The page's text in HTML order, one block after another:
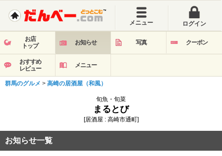
メニュー ログイン
お店
トップ
お知らせ 写真 クーポン
おすすめ
レビュー
メニュー
群馬のグルメ > 高崎の居酒屋（和風）
旬魚・旬菜
まるとび
[居酒屋 : 高崎市通町]
お知らせ一覧